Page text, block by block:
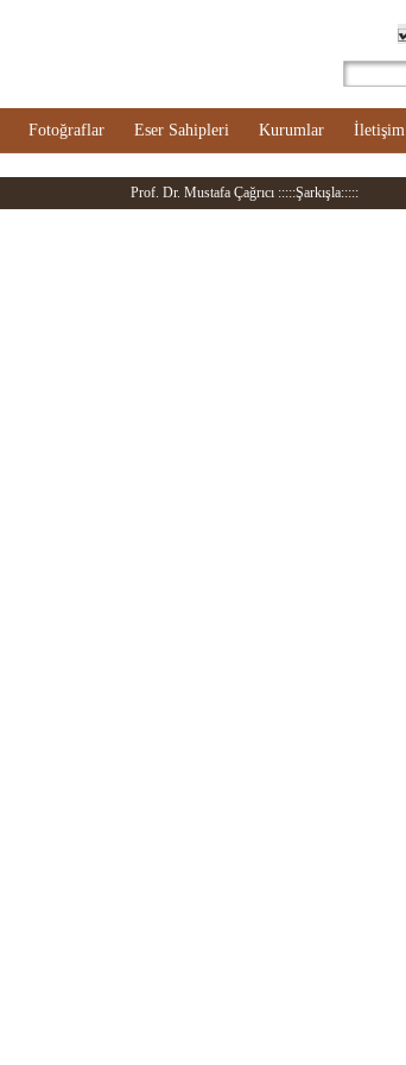
Fotoğraflar Eser Sahipleri Kurumlar İletişim
Prof. Dr. Mustafa Çağrıcı :::::Şarkışla:::::